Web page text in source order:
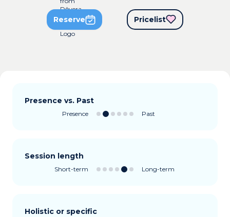
Reserve Pricelist
Presence vs. Past
Presence Past
Session length
Short-term Long-term
Holistic or specific